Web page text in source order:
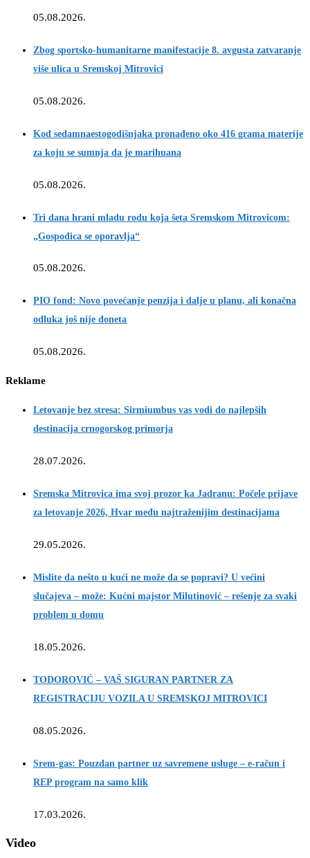
05.08.2026.
Zbog sportsko-humanitarne manifestacije 8. avgusta zatvaranje
više ulica u Sremskoj Mitrovici
05.08.2026.
Kod sedamnaestogodišnjaka pronađeno oko 416 grama materije
za koju se sumnja da je marihuana
05.08.2026.
Tri dana hrani mladu rodu koja šeta Sremskom Mitrovicom:
„Gospođica se oporavlja“
05.08.2026.
PIO fond: Novo povećanje penzija i dalje u planu, ali konačna
odluka još nije doneta
05.08.2026.
Reklame
Letovanje bez stresa: Sirmiumbus vas vodi do najlepših
destinacija crnogorskog primorja
28.07.2026.
Sremska Mitrovica ima svoj prozor ka Jadranu: Počele prijave
za letovanje 2026, Hvar među najtraženijim destinacijama
29.05.2026.
Mislite da nešto u kući ne može da se popravi? U većini
slučajeva – može: Kućni majstor Milutinović – rešenje za svaki
problem u domu
18.05.2026.
TODOROVIĆ – VAŠ SIGURAN PARTNER ZA
REGISTRACIJU VOZILA U SREMSKOJ MITROVICI
08.05.2026.
Srem-gas: Pouzdan partner uz savremene usluge – e-račun i
REP program na samo klik
17.03.2026.
Video